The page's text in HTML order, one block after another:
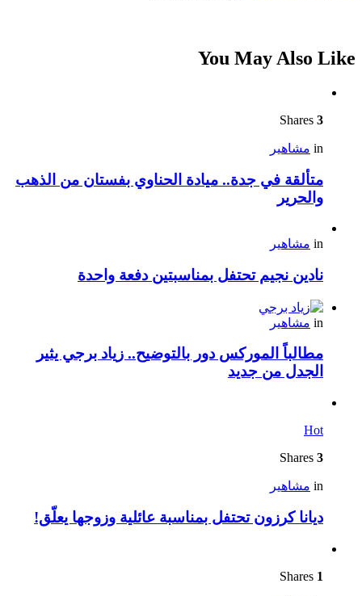
You May Also Like
3
in مشاهير
متألقة في جدة.. ميادة الحناوي بفستان من الذهب
والحرير
in مشاهير
نادين نجيم تحتفل بمناسبتين دفعة واحدة
in مشاهير
مطالباً الموركس دور بالتوضيح.. زياد برجي يثير
الجدل من جديد
Hot
3
in مشاهير
ديانا كرزون تحتفل بمناسبة عائلية وزوجها يعلّق!
1